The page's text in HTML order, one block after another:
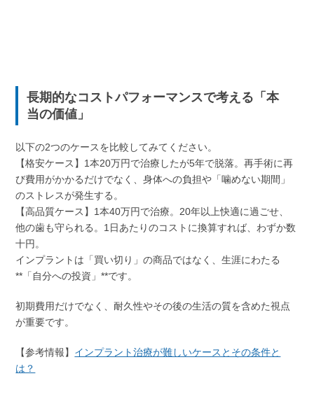
長期的なコストパフォーマンスで考える「本
当の価値」
以下の2つのケースを比較してみてください。
【格安ケース】1本20万円で治療したが5年で脱落。再手術に再
び費用がかかるだけでなく、身体への負担や「噛めない期間」
のストレスが発生する。
【高品質ケース】1本40万円で治療。20年以上快適に過ごせ、
他の歯も守られる。1日あたりのコストに換算すれば、わずか数
十円。
インプラントは「買い切り」の商品ではなく、生涯にわたる
**「自分への投資」**です。
初期費用だけでなく、耐久性やその後の生活の質を含めた視点
が重要です。
【参考情報】 インプラント治療が難しいケースとその条件と
は？